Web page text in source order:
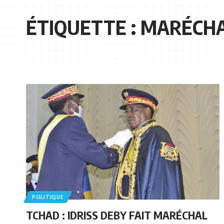
ÉTIQUETTE :
POLITIQUE
TCHAD : IDRISS DEBY FAIT MARÉCHAL